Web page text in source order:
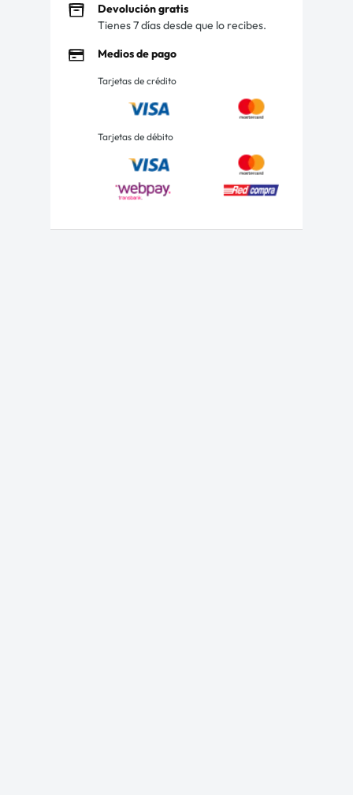
Devolución gratis
Tienes 7 días desde que lo recibes.
Medios de pago
Tarjetas de crédito
Tarjetas de débito